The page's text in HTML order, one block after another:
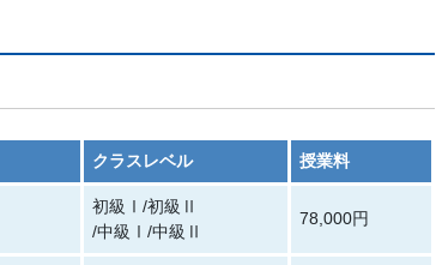
クラスレベル 授業料
初級Ⅰ/初級Ⅱ
/中級Ⅰ/中級Ⅱ
78,000円